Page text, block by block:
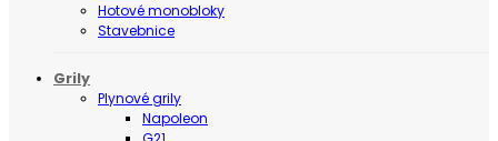
Hotové monobloky
Stavebnice
Grily
Plynové grily
Napoleon